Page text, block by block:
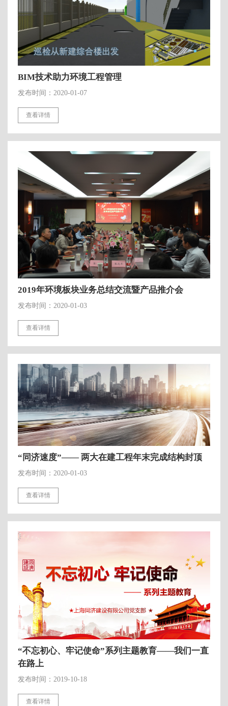
BIM技术助力环境工程管理
发布时间：2020-01-07
查看详情
2019年环境板块业务总结交流暨产品推介会
发布时间：2020-01-03
查看详情
“同济速度”—— 两大在建工程年末完成结构封顶
发布时间：2020-01-03
查看详情
“不忘初心、牢记使命”系列主题教育——我们一直
在路上
发布时间：2019-10-18
查看详情